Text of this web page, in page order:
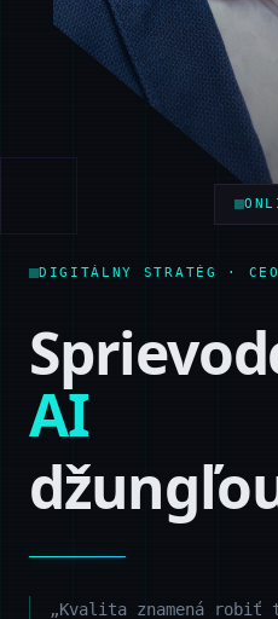
DIGITÁLNY STRATÉG ·
AI
„Kvalita znamená